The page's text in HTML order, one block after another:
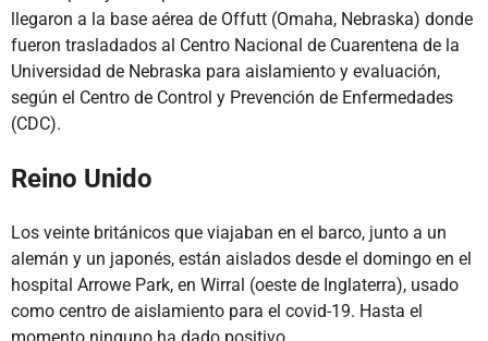
llegaron a la base aérea de Offutt (Omaha, Nebraska) donde
fueron trasladados al Centro Nacional de Cuarentena de la
Universidad de Nebraska para aislamiento y evaluación,
según el Centro de Control y Prevención de Enfermedades
(CDC).
Reino Unido
Los veinte británicos que viajaban en el barco, junto a un
alemán y un japonés, están aislados desde el domingo en el
hospital Arrowe Park, en Wirral (oeste de Inglaterra), usado
como centro de aislamiento para el covid-19. Hasta el